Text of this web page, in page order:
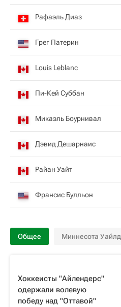
Рафаэль Диаз
Грег Патерин
Louis Leblanc
Пи-Кей Суббан
Микаэль Боурнивал
Дэвид Дешарнаис
Райан Уайт
Франсис Булльон
Общее Миннесота Уайлд
Хоккеисты "Айлендерс"
одержали волевую
победу над "Оттавой"